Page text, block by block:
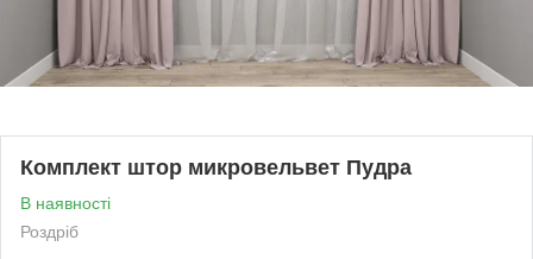
Комплект штор микровельвет Пудра
В наявності
Роздріб